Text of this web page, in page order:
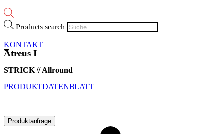
Products search
KONTAKT
Atreus I
STRICK // Allround
PRODUKTDATENBLATT
Produktanfrage